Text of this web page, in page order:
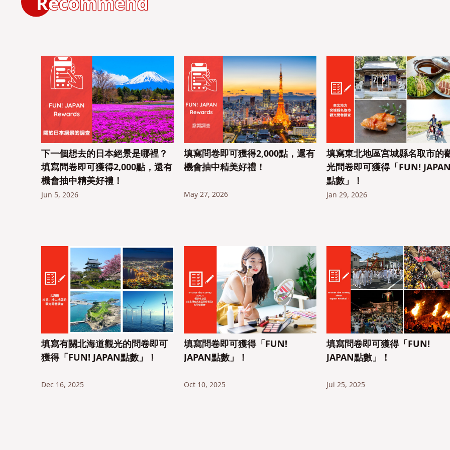
下一個想去的日本絕景是哪裡？
填寫問卷即可獲得2,000點，還有
機會抽中精美好禮！
Jun 5, 2026
填寫問卷即可獲得2,000點，還有
機會抽中精美好禮！
May 27, 2026
填寫東北地區宮城縣名取市的
光問卷即可獲得「FUN!
點數」！
Jan 29, 2026
填寫有關北海道觀光的問卷即可
獲得「FUN! JAPAN點數」！
Dec 16, 2025
填寫問卷即可獲得「FUN!
JAPAN點數」！
Oct 10, 2025
填寫問卷即可獲得「FUN!
JAPAN點數」！
Jul 25, 2025